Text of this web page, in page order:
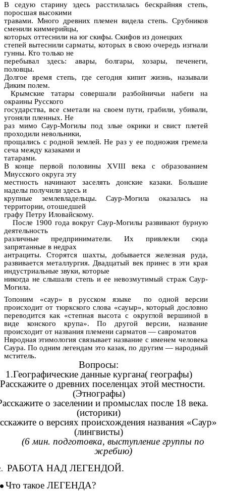
В седую старину здесь расстилалась бескрайняя степь,
поросшая высокими
травами. Много древних племен видела степь. Срубников
сменили киммерийцы,
которых оттеснили на юг скифы. Скифов из донецких
степей вытеснили сарматы, которых в свою очередь изгнали
гунны. Кто только не
перебывал здесь: авары, болгары, хозары, печенеги,
половцы.
Долгое время степь, где сегодня кипит жизнь, называли
Диким полем.
Крымские татары совершали разбойничьи набеги на
окраины Русского
государства, все сметали на своем пути, грабили, убивали,
угоняли пленных. Не
раз мимо Саур-Могилы под злые окрики и свист плетей
проходили невольники,
прощались с родной землей. Не раз у ее подножия гремела
сеча между казаками и
татарами.
В конце первой половины XVIII века с образованием
Миусского округа эту
местность начинают заселять донские казаки. Большие
наделы получили здесь и
крупные землевладельцы. Саур-Могила оказалась на
территории, отошедшей
графу Петру Иловайскому.
После 1900 года вокруг Саур-Могилы развивают бурную
деятельность
различные предприниматели. Их привлекли сюда
запрятанные в недрах
антрациты. Сторятся шахты, добывается железная руда,
развивается металлургия. Двадцатый век принес в эти края
индустриальные звуки, которые
никогда не слышали степь и ее невозмутимый страж Саур-
Могила.
Топоним «саур» в русском языке по одной версии
происходит от тюркского слова «сауыр», который дословно
переводится как «степная высота с округлой вершиной в
виде конского крупа». По другой версии, название
происходит от названия племени сарматов — савроматов
Нвродная этимология связывает название с именем человека
Саура. По одним легендам это казак, по другим — народный
мститель.
Вопросы:
1.Географические данные кургана( географы)
о древних поселенцах этой местности.
(Этнографы)
о заселении и промыслах после 18 века.
(историки)
о версиях происхождения названия «Саур»
(лингвисты)
(6 мин. подготовка, выступление группы по
жребию)
РАБОТА НАД ЛЕГЕНДОЙ.
Что такое ЛЕГЕНДА?